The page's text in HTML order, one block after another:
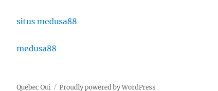
situs medusa88
medusa88
Quebec Oui Proudly powered by WordPress